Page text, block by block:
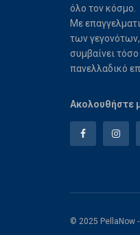
όλο τον κόσμο.
Με
των
συμβαίνει
πανελλαδικό
Ακολουθήστε
© 2025 PellaNow -